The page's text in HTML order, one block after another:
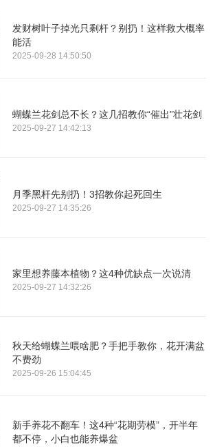
发财树叶子掉光只剩杆？别扔！这样救大概率
能活
2025-09-28 14:50:50
蝴蝶兰花剑总不长？这几招教你“催出”壮花剑
2025-09-27 14:42:13
月季黑杆先别扔！3招教你起死回生
2025-09-27 14:35:26
家里想养藤本植物？这4种优缺点一次说清
2025-09-27 14:32:26
秋天给蝴蝶兰喂啥肥？手把手教你，花开满盆
不费劲
2025-09-26 15:04:45
新手养花不翻车！这4种“花期劳模”，开半年
都不停，小白也能养爆盆